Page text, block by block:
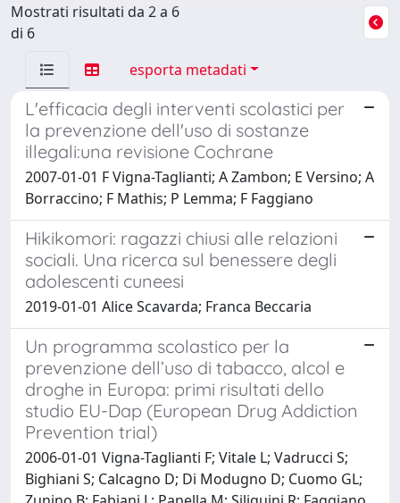
Mostrati risultati da 2 a 6
di 6
esporta metadati
L'efficacia degli interventi scolastici per
la prevenzione dell'uso di sostanze
illegali:una revisione Cochrane
2007-01-01 F Vigna-Taglianti; A Zambon; E Versino; A
Borraccino; F Mathis; P Lemma; F Faggiano
Hikikomori: ragazzi chiusi alle relazioni
sociali. Una ricerca sul benessere degli
adolescenti cuneesi
2019-01-01 Alice Scavarda; Franca Beccaria
Un programma scolastico per la
prevenzione dell’uso di tabacco, alcol e
droghe in Europa: primi risultati dello
studio EU-Dap (European Drug Addiction
Prevention trial)
2006-01-01 Vigna-Taglianti F; Vitale L; Vadrucci S;
Bighiani S; Calcagno D; Di Modugno D; Cuomo GL;